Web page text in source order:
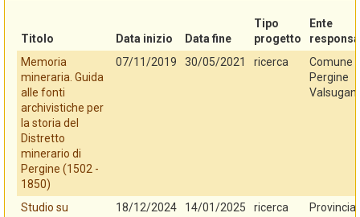
Titolo Data inizio Data fine
Tipo
progetto
Ente
Memoria
mineraria. Guida
alle fonti
archivistiche per
la storia del
Distretto
minerario di
Pergine (1502 -
1850)
07/11/2019 30/05/2021 ricerca
Comune
Pergine
Studio su
18/12/2024 14/01/2025 ricerca
Provincia